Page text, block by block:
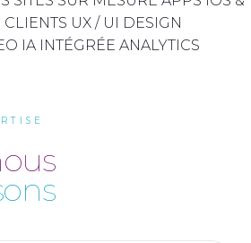
CLIENTS UX / UI DESIGN
IA INTÉGRÉE ANALYTICS